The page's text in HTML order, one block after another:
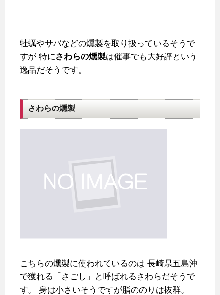
牡蠣やサバなどの燻製を取り扱っているそうで
すが 特にさわらの燻製は催事でも大好評という
逸品だそうです。
さわらの燻製
こちらの燻製に使われているのは 長崎県五島沖
で獲れる「さごし」と呼ばれるさわらだそうで
す。
身は小さいそうですが脂ののりは抜群。